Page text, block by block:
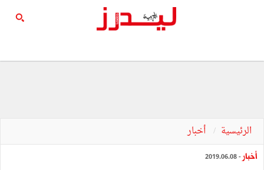
الرئيسية أخبار
أخبار - 2019.06.08